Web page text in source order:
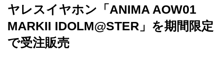
ヤレスイヤホン「ANIMA AOW01
MARKII IDOLM@STER」を期間限定
で受注販売